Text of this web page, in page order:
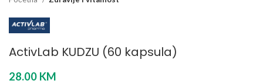
ActivLab KUDZU (60 kapsula)
28.00 KM